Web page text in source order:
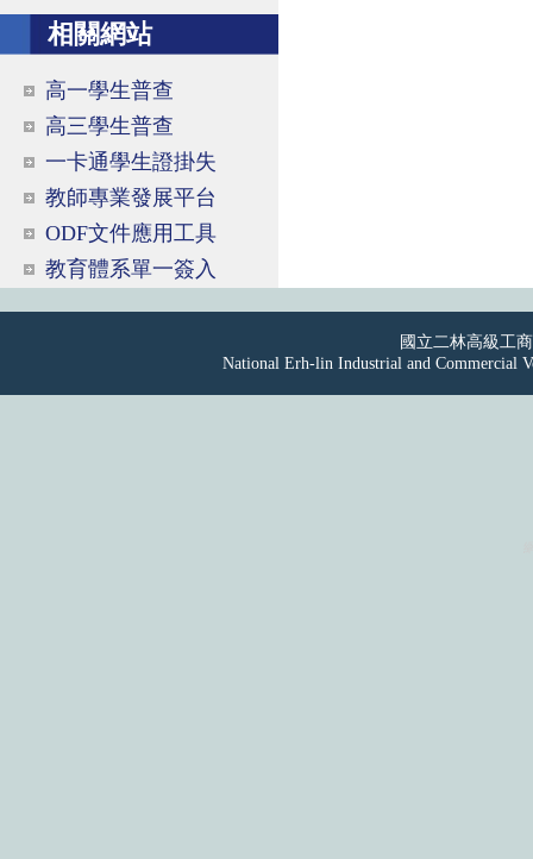
相關網站
高一學生普查
高三學生普查
一卡通學生證掛失
教師專業發展平台
ODF文件應用工具
教育體系單一簽入
國立二林高級工
National Erh-lin Industrial and Commercial